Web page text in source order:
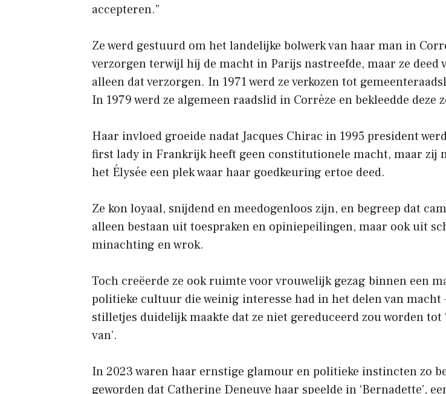
accepteren.”
Ze werd gestuurd om het landelijke bolwerk van haar man in
verzorgen terwijl hij de macht in Parijs nastreefde, maar ze deed
alleen dat verzorgen. In 1971 werd ze verkozen tot
In 1979 werd ze algemeen raadslid in Corrèze en bekleedde deze
Haar invloed groeide nadat Jacques Chirac in 1995 president
first lady in Frankrijk heeft geen constitutionele macht, maar zij
het Élysée een plek waar haar goedkeuring ertoe deed.
Ze kon loyaal, snijdend en meedogenloos zijn, en begreep dat
alleen bestaan ​​uit toespraken en opiniepeilingen, maar ook uit
minachting en wrok.
Toch creëerde ze ook ruimte voor vrouwelijk gezag binnen een
politieke cultuur die weinig interesse had in het delen van macht
stilletjes duidelijk maakte dat ze niet gereduceerd zou worden tot
van’.
In 2023 waren haar ernstige glamour en politieke instincten zo
geworden dat Catherine Deneuve haar speelde in ‘Bernadette’,